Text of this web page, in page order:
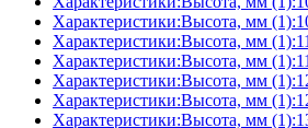
Характеристики:Высота, мм
Характеристики:Высота, мм
Характеристики:Высота, мм
Характеристики:Высота, мм
Характеристики:Высота, мм
Характеристики:Высота, мм